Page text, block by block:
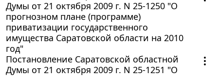
Думы от 21 октября 2009 г. N 25-1250 "О
прогнозном плане (программе)
приватизации государственного
имущества Саратовской области на 2010
год"
Постановление Саратовской областной
Думы от 21 октября 2009 г. N 25-1251 "О